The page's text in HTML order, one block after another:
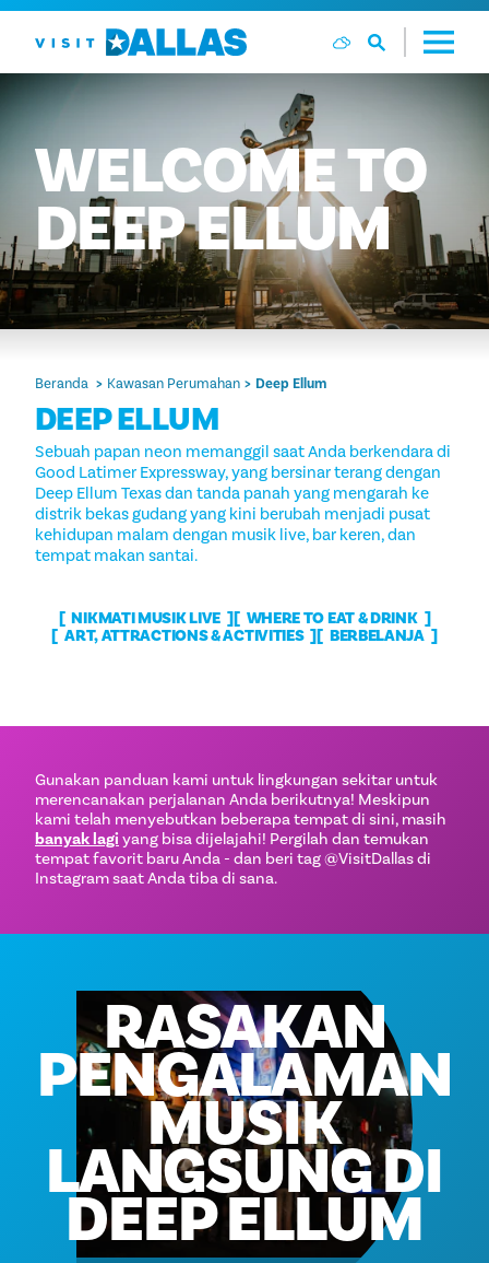
Langsung ke isi
WELCOMETO
DEEPELLUM
Beranda Kawasan Perumahan Deep Ellum
DEEP ELLUM
Sebuah papan neon memanggil saat Anda berkendara di
Good Latimer Expressway, yang bersinar terang dengan
Deep Ellum Texas dan tanda panah yang mengarah ke
distrik bekas gudang yang kini berubah menjadi pusat
kehidupan malam dengan musik live, bar keren, dan
tempat makan santai.
NIKMATI MUSIK LIVE
WHERE TO EAT & DRINK
ART, ATTRACTIONS & ACTIVITIES
BERBELANJA
Gunakan panduan kami untuk lingkungan sekitar untuk
merencanakan perjalanan Anda berikutnya! Meskipun
kami telah menyebutkan beberapa tempat di sini, masih
banyak lagi yang bisa dijelajahi! Pergilah dan temukan
tempat favorit baru Anda - dan beri tag @VisitDallas di
Instagram saat Anda tiba di sana.
RASAKAN
PENGALAMAN
MUSIK
LANGSUNG DI
DEEP ELLUM